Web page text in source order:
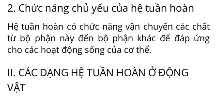
2. Chức năng chủ yếu của hệ tuần hoàn
Hệ tuần hoàn có chức năng vận chuyển các chất
từ bộ phận này đến bộ phận khác để đáp ứng
cho các hoạt động sống của cơ thể.
II. CÁC DẠNG HỆ TUẦN HOÀN Ở ĐỘNG
VẬT